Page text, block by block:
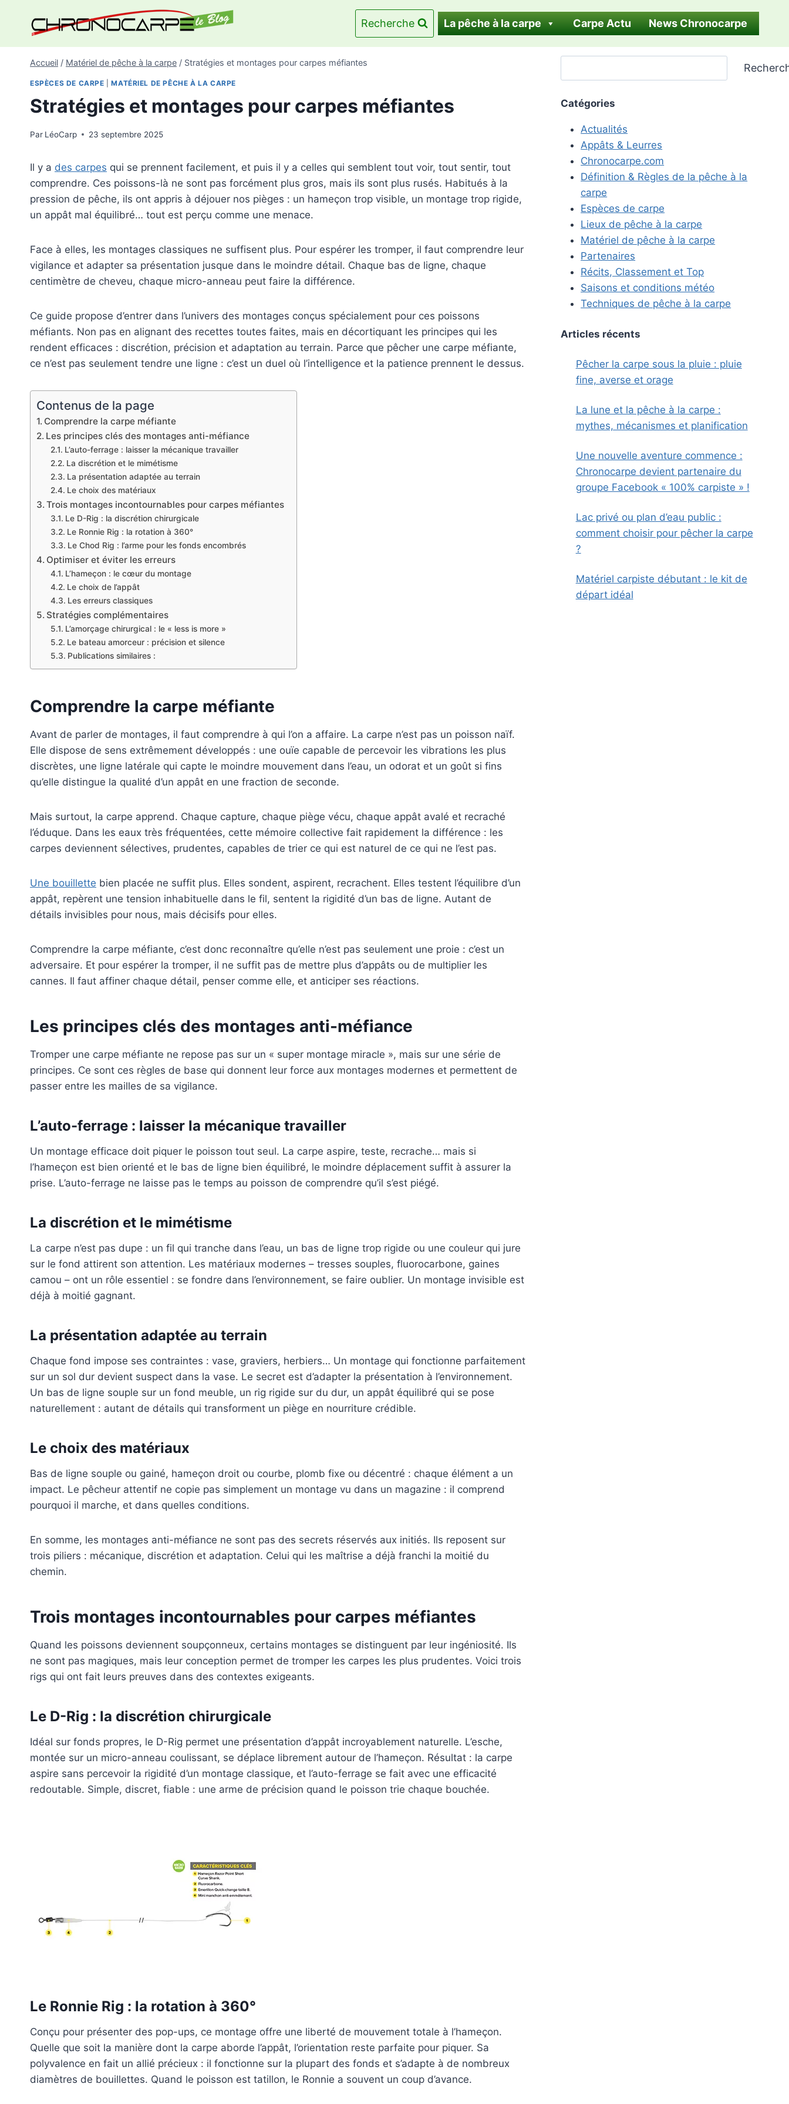
contenu
Recherche La pêche à la carpe Carpe Actu News Chronocarpe
Accueil / Matériel de pêche à la carpe / Stratégies et montages pour carpes méfiantes
ESPÈCES DE CARPE |MATÉRIEL DE PÊCHE À LA CARPE
Stratégies et montages pour carpes méfiantes
Par LéoCarp 23 septembre 2025
Il y a des carpes qui se prennent facilement, et puis il y a celles qui semblent tout voir, tout sentir, tout
comprendre. Ces poissons-là ne sont pas forcément plus gros, mais ils sont plus rusés. Habitués à la
pression de pêche, ils ont appris à déjouer nos pièges : un hameçon trop visible, un montage trop rigide,
un appât mal équilibré… tout est perçu comme une menace.
Face à elles, les montages classiques ne suffisent plus. Pour espérer les tromper, il faut comprendre leur
vigilance et adapter sa présentation jusque dans le moindre détail. Chaque bas de ligne, chaque
centimètre de cheveu, chaque micro-anneau peut faire la différence.
Ce guide propose d’entrer dans l’univers des montages conçus spécialement pour ces poissons
méfiants. Non pas en alignant des recettes toutes faites, mais en décortiquant les principes qui les
rendent efficaces : discrétion, précision et adaptation au terrain. Parce que pêcher une carpe méfiante,
ce n’est pas seulement tendre une ligne : c’est un duel où l’intelligence et la patience prennent le dessus.
Contenus de la page
Comprendre la carpe méfiante
Les principes clés des montages anti-méfiance
L’auto-ferrage : laisser la mécanique travailler
La discrétion et le mimétisme
La présentation adaptée au terrain
Le choix des matériaux
Trois montages incontournables pour carpes méfiantes
Le D-Rig : la discrétion chirurgicale
Le Ronnie Rig : la rotation à 360°
Le Chod Rig : l’arme pour les fonds encombrés
Optimiser et éviter les erreurs
L’hameçon : le cœur du montage
Le choix de l’appât
Les erreurs classiques
Stratégies complémentaires
L’amorçage chirurgical : le « less is more »
Le bateau amorceur : précision et silence
Publications similaires :
Comprendre la carpe méfiante
Avant de parler de montages, il faut comprendre à qui l’on a affaire. La carpe n’est pas un poisson naïf.
Elle dispose de sens extrêmement développés : une ouïe capable de percevoir les vibrations les plus
discrètes, une ligne latérale qui capte le moindre mouvement dans l’eau, un odorat et un goût si fins
qu’elle distingue la qualité d’un appât en une fraction de seconde.
Mais surtout, la carpe apprend. Chaque capture, chaque piège vécu, chaque appât avalé et recraché
l’éduque. Dans les eaux très fréquentées, cette mémoire collective fait rapidement la différence : les
carpes deviennent sélectives, prudentes, capables de trier ce qui est naturel de ce qui ne l’est pas.
Une bouillette bien placée ne suffit plus. Elles sondent, aspirent, recrachent. Elles testent l’équilibre d’un
appât, repèrent une tension inhabituelle dans le fil, sentent la rigidité d’un bas de ligne. Autant de
détails invisibles pour nous, mais décisifs pour elles.
Comprendre la carpe méfiante, c’est donc reconnaître qu’elle n’est pas seulement une proie : c’est un
adversaire. Et pour espérer la tromper, il ne suffit pas de mettre plus d’appâts ou de multiplier les
cannes. Il faut affiner chaque détail, penser comme elle, et anticiper ses réactions.
Les principes clés des montages anti-méfiance
Tromper une carpe méfiante ne repose pas sur un « super montage miracle », mais sur une série de
principes. Ce sont ces règles de base qui donnent leur force aux montages modernes et permettent de
passer entre les mailles de sa vigilance.
L’auto-ferrage : laisser la mécanique travailler
Un montage efficace doit piquer le poisson tout seul. La carpe aspire, teste, recrache… mais si
l’hameçon est bien orienté et le bas de ligne bien équilibré, le moindre déplacement suffit à assurer la
prise. L’auto-ferrage ne laisse pas le temps au poisson de comprendre qu’il s’est piégé.
La discrétion et le mimétisme
La carpe n’est pas dupe : un fil qui tranche dans l’eau, un bas de ligne trop rigide ou une couleur qui jure
sur le fond attirent son attention. Les matériaux modernes – tresses souples, fluorocarbone, gaines
camou – ont un rôle essentiel : se fondre dans l’environnement, se faire oublier. Un montage invisible est
déjà à moitié gagnant.
La présentation adaptée au terrain
Chaque fond impose ses contraintes : vase, graviers, herbiers… Un montage qui fonctionne parfaitement
sur un sol dur devient suspect dans la vase. Le secret est d’adapter la présentation à l’environnement.
Un bas de ligne souple sur un fond meuble, un rig rigide sur du dur, un appât équilibré qui se pose
naturellement : autant de détails qui transforment un piège en nourriture crédible.
Le choix des matériaux
Bas de ligne souple ou gainé, hameçon droit ou courbe, plomb fixe ou décentré : chaque élément a un
impact. Le pêcheur attentif ne copie pas simplement un montage vu dans un magazine : il comprend
pourquoi il marche, et dans quelles conditions.
En somme, les montages anti-méfiance ne sont pas des secrets réservés aux initiés. Ils reposent sur
trois piliers : mécanique, discrétion et adaptation. Celui qui les maîtrise a déjà franchi la moitié du
chemin.
Trois montages incontournables pour carpes méfiantes
Quand les poissons deviennent soupçonneux, certains montages se distinguent par leur ingéniosité. Ils
ne sont pas magiques, mais leur conception permet de tromper les carpes les plus prudentes. Voici trois
rigs qui ont fait leurs preuves dans des contextes exigeants.
Le D-Rig : la discrétion chirurgicale
Idéal sur fonds propres, le D-Rig permet une présentation d’appât incroyablement naturelle. L’esche,
montée sur un micro-anneau coulissant, se déplace librement autour de l’hameçon. Résultat : la carpe
aspire sans percevoir la rigidité d’un montage classique, et l’auto-ferrage se fait avec une efficacité
redoutable. Simple, discret, fiable : une arme de précision quand le poisson trie chaque bouchée.
Le Ronnie Rig : la rotation à 360°
Conçu pour présenter des pop-ups, ce montage offre une liberté de mouvement totale à l’hameçon.
Quelle que soit la manière dont la carpe aborde l’appât, l’orientation reste parfaite pour piquer. Sa
polyvalence en fait un allié précieux : il fonctionne sur la plupart des fonds et s’adapte à de nombreux
diamètres de bouillettes. Quand le poisson est tatillon, le Ronnie a souvent un coup d’avance.
Catégories
Actualités
Appâts & Leurres
Chronocarpe.com
Définition & Règles de la pêche à la
carpe
Espèces de carpe
Lieux de pêche à la carpe
Matériel de pêche à la carpe
Partenaires
Récits, Classement et Top
Saisons et conditions météo
Techniques de pêche à la carpe
Articles récents
Pêcher la carpe sous la pluie : pluie
fine, averse et orage
La lune et la pêche à la carpe :
mythes, mécanismes et planification
Une nouvelle aventure commence :
Chronocarpe devient partenaire du
groupe Facebook « 100% carpiste » !
Lac privé ou plan d’eau public :
comment choisir pour pêcher la carpe
?
Matériel carpiste débutant : le kit de
départ idéal